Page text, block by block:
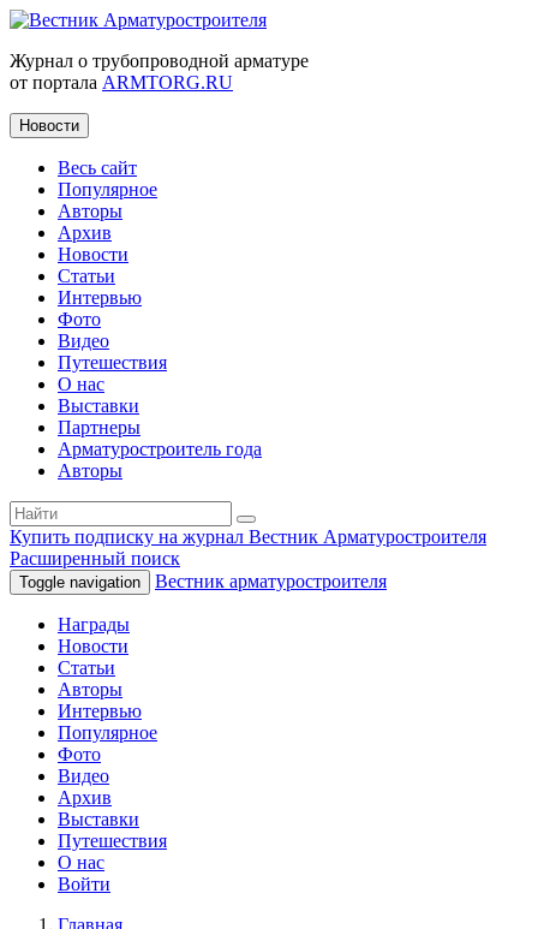
Журнал о трубопроводной арматуре
от портала ARMTORG.RU
Новости
Весь сайт
Популярное
Авторы
Архив
Новости
Статьи
Интервью
Фото
Видео
Путешествия
О нас
Выставки
Партнеры
Арматуростроитель года
Авторы
Купить подписку на журнал Вестник Арматуростроителя
Расширенный поиск
Toggle navigation Вестник арматуростроителя
Награды
Новости
Статьи
Авторы
Интервью
Популярное
Фото
Видео
Архив
Выставки
Путешествия
О нас
Войти
Главная